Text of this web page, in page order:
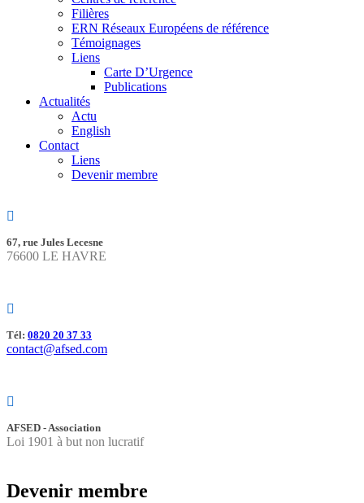
Filières
ERN Réseaux Européens de référence
Témoignages
Liens
Carte D’Urgence
Publications
Actualités
Actu
English
Contact
Liens
Devenir membre
67, rue Jules Lecesne
76600 LE HAVRE
Tél: 0820 20 37 33
contact@afsed.com
AFSED - Association
Loi 1901 à but non lucratif
Devenir membre